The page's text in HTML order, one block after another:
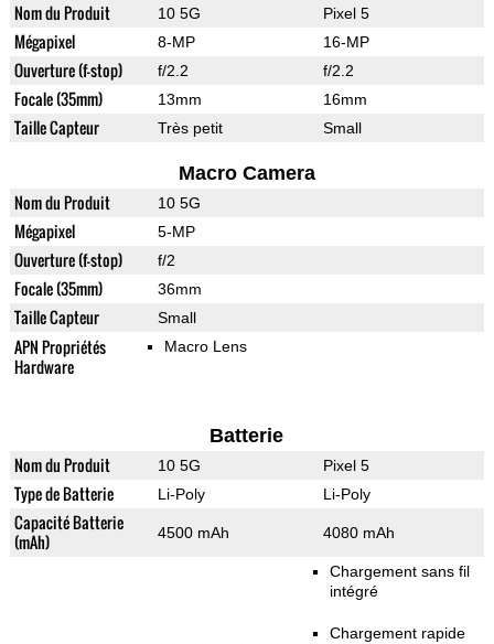
Nom du Produit 10 5G Pixel 5
Mégapixel 8-MP 16-MP
Ouverture (f-stop) f/2.2 f/2.2
Focale (35mm) 13mm 16mm
Taille Capteur Très petit Small
Macro Camera
Nom du Produit 10 5G
Mégapixel 5-MP
Ouverture (f-stop) f/2
Focale (35mm) 36mm
Taille Capteur Small
APN Propriétés
Hardware
Macro Lens
Batterie
Nom du Produit 10 5G Pixel 5
Type de Batterie Li-Poly Li-Poly
Capacité Batterie
(mAh)
4500 mAh 4080 mAh
Chargement sans fil
intégré
Chargement rapide